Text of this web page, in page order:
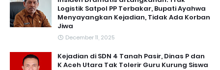
Logistik Satpol PP Terbakar, Bupati Ayahwa
Menyayangkan Kejadian, Tidak Ada Korban
Jiwa
December 11, 2025
Kejadian di SDN 4 Tanah Pasir, Dinas P dan
K Aceh Utara Tak Tolerir Guru Kurung Siswa